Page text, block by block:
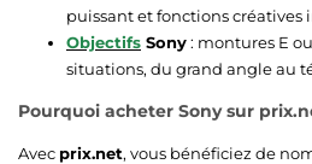
puissant et fonctions créatives
Objectifs Sony: montures E
situations, du grand angle au
Pourquoi acheter Sony sur
Avec prix.net, vous bénéficiez de